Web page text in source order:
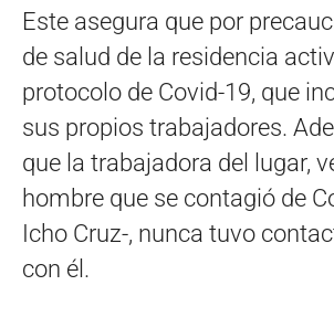
Este asegura que por
de salud de la residencia
protocolo de Covid-19, que
sus propios trabajadores.
que la trabajadora del lugar,
hombre que se contagió de
Icho Cruz-, nunca tuvo
con él.